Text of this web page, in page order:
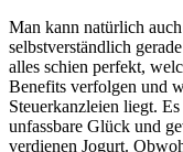
Man kann natürlich
selbstverständlich
alles schien perfekt,
Benefits verfolgen und
Steuerkanzleien liegt.
unfassbare Glück und
verdienen Jogurt.